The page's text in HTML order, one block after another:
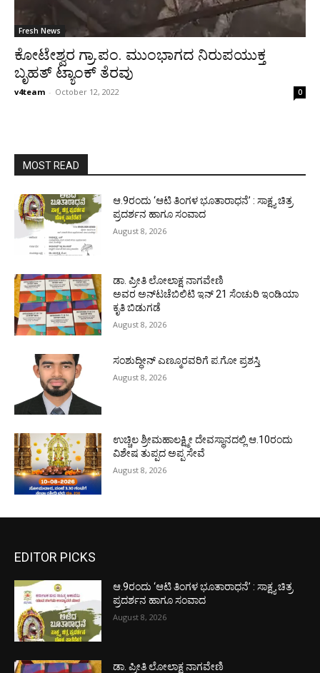
Fresh News
ಕೋಟೇಶ್ವರ ಗ್ರಾ.ಪಂ. ಮುಂಭಾಗದ ನಿರುಪಯುಕ್ತ
ಬೃಹತ್ ಟ್ಯಾಂಕ್ ತೆರವು
v4team - October 12, 2022 0
MOST READ
ಆ.9ರಂದು ‘ಆಟಿ ತಿಂಗಳ ಭೂತಾರಾಧನೆ’ : ಸಾಕ್ಷ್ಯ ಚಿತ್ರ
ಪ್ರದರ್ಶನ ಹಾಗೂ ಸಂವಾದ
August 8, 2026
ಡಾ. ಪ್ರೀತಿ ಲೋಲಾಕ್ಷ ನಾಗವೇಣಿ
ಅವರ ಅನ್‌ಟಚೆಬಿಲಿಟಿ ಇನ್ 21 ಸೆಂಚುರಿ ಇಂಡಿಯಾ
ಕೃತಿ ಬಿಡುಗಡೆ
August 8, 2026
ಸಂಶುದ್ಧೀನ್ ಎಣ್ಮೂರವರಿಗೆ ಪ.ಗೋ ಪ್ರಶಸ್ತಿ
August 8, 2026
ಉಚ್ಚಿಲ ಶ್ರೀಮಹಾಲಕ್ಷ್ಮೀ ದೇವಸ್ಥಾನದಲ್ಲಿ ಆ.10ರಂದು
ವಿಶೇಷ ತುಪ್ಪದ ಅಪ್ಪ ಸೇವೆ
August 8, 2026
EDITOR PICKS
ಆ.9ರಂದು ‘ಆಟಿ ತಿಂಗಳ ಭೂತಾರಾಧನೆ’ : ಸಾಕ್ಷ್ಯ ಚಿತ್ರ
ಪ್ರದರ್ಶನ ಹಾಗೂ ಸಂವಾದ
August 8, 2026
ಡಾ. ಪ್ರೀತಿ ಲೋಲಾಕ್ಷ ನಾಗವೇಣಿ